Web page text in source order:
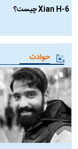
Xian H-6 چیست؟
حوادث